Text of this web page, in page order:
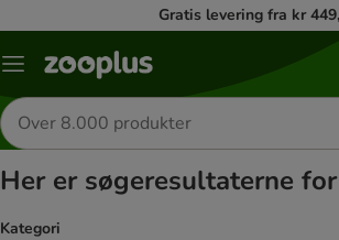
Gratis levering fra kr
Menu
Søg
efter
produkter
Her er søgeresultaterne for
Kategori